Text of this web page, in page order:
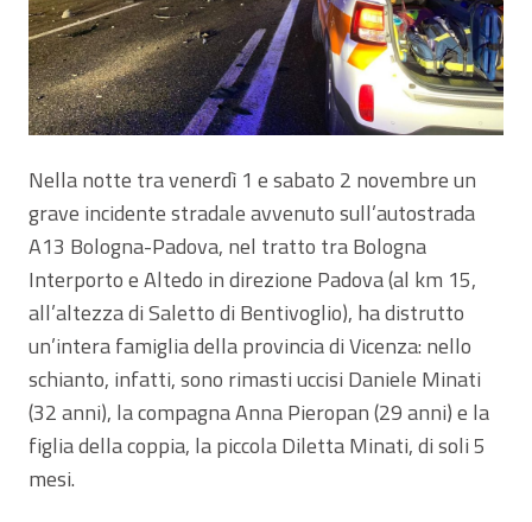
Nella notte tra venerdì 1 e sabato 2 novembre un
grave incidente stradale avvenuto sull’autostrada
A13 Bologna-Padova, nel tratto tra Bologna
Interporto e Altedo in direzione Padova (al km 15,
all’altezza di Saletto di Bentivoglio), ha distrutto
un’intera famiglia della provincia di Vicenza: nello
schianto, infatti, sono rimasti uccisi Daniele Minati
(32 anni), la compagna Anna Pieropan (29 anni) e la
figlia della coppia, la piccola Diletta Minati, di soli 5
mesi.